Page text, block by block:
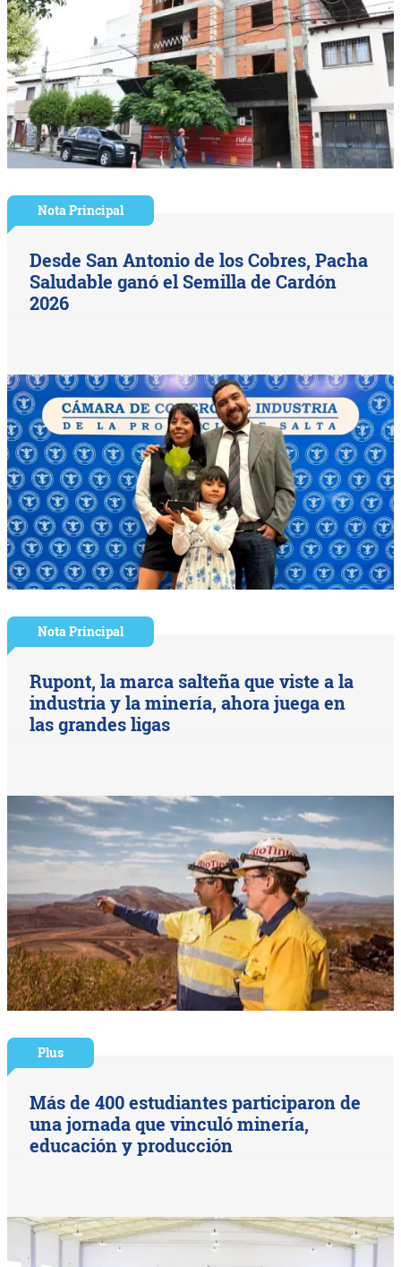
Nota Principal
Desde San Antonio de los Cobres, Pacha
Saludable ganó el Semilla de Cardón
2026
Nota Principal
Rupont, la marca salteña que viste a la
industria y la minería, ahora juega en
las grandes ligas
Plus
Más de 400 estudiantes participaron de
una jornada que vinculó minería,
educación y producción